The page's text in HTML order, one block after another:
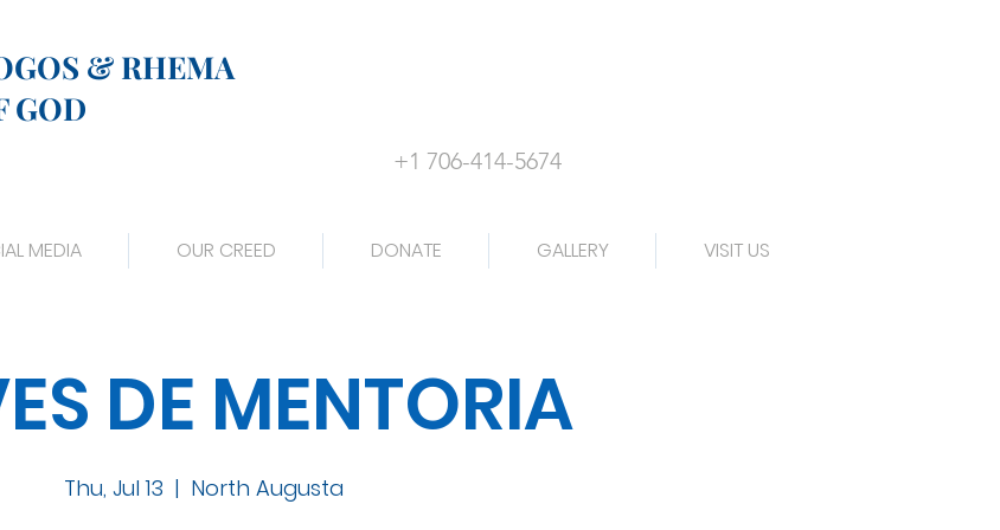
& RHEMA
GOD
+1 706-414-5674
MEDIA OUR CREED DONATE GALLERY VISIT US
DE MENTORIA
Thu, Jul 13
  |
North Augusta